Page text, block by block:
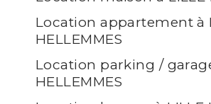
Location appartement à
HELLEMMES
Location parking /
HELLEMMES